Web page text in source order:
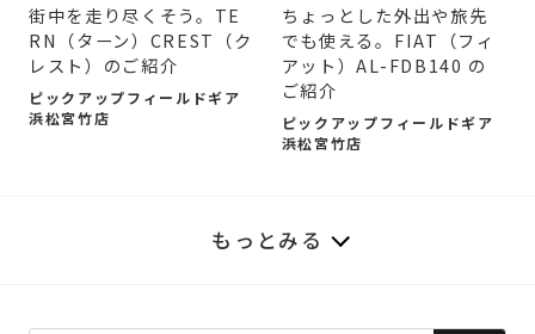
街中を走り尽くそう。TE
RN（ターン）CREST（ク
レスト）のご紹介
ピックアップフィールドギア
浜松宮竹店
ちょっとした外出や旅先
でも使える。FIAT（フィ
アット）AL-FDB140 の
ご紹介
ピックアップフィールドギア
浜松宮竹店
もっとみる